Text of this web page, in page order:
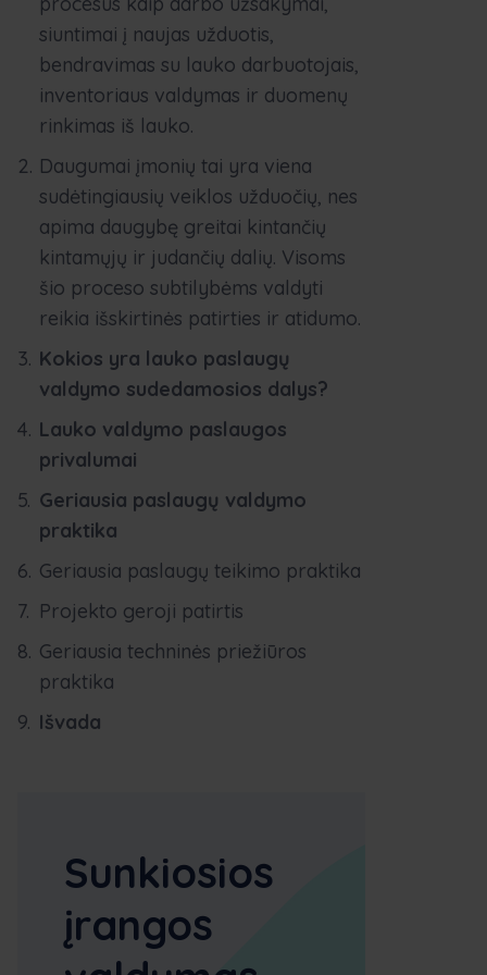
siuntimai į naujas užduotis,
bendravimas su lauko darbuotojais,
inventoriaus valdymas ir duomenų
rinkimas iš lauko.
Daugumai įmonių tai yra viena
sudėtingiausių veiklos užduočių, nes
apima daugybę greitai kintančių
kintamųjų ir judančių dalių. Visoms
šio proceso subtilybėms valdyti
reikia išskirtinės patirties ir atidumo.
Kokios yra lauko paslaugų
valdymo sudedamosios dalys?
Lauko valdymo paslaugos
privalumai
Geriausia paslaugų valdymo
praktika
Geriausia paslaugų teikimo praktika
Projekto geroji patirtis
Geriausia techninės priežiūros
praktika
Išvada
Sunkiosios
įrangos